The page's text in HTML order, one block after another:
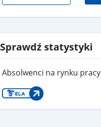
Sprawdź statystyki
Absolwenci na rynku pracy